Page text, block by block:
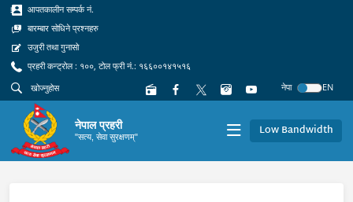
आपतकालीन सम्पर्क नं.
बारम्बार सोधिने प्रश्नहरु
उजुरी तथा गुनासो
प्रहरी कन्ट्रोल : १००, टोल फ्री नं.: १६६००१४१५१६
नेपा
EN
नेपाल प्रहरी
"सत्य, सेवा सुरक्षणम्" Low Bandwidth